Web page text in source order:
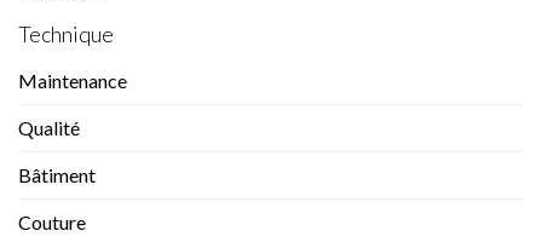
Technique
Maintenance
Qualité
Bâtiment
Couture